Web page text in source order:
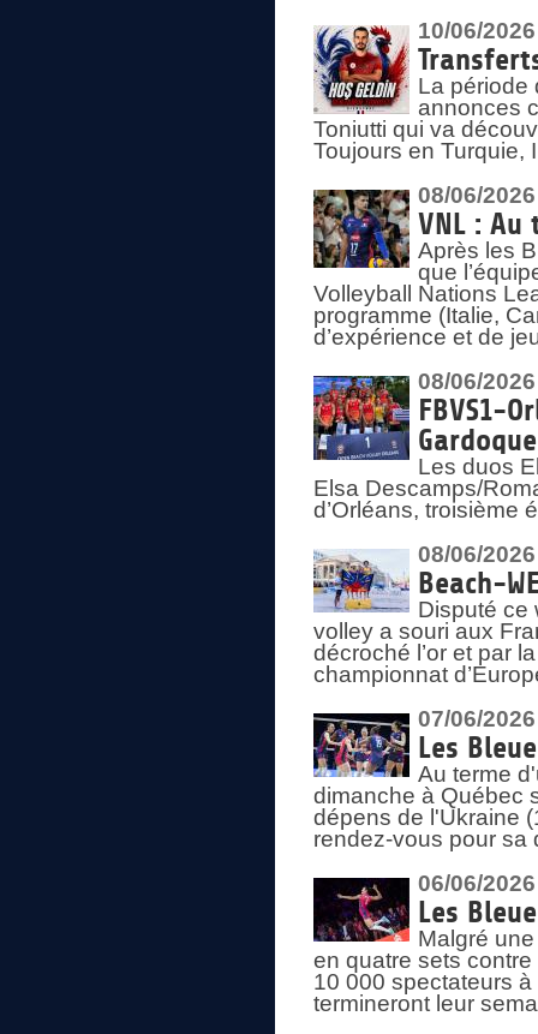
10/06/2026
La période
annonces
Toniutti qui va
Toujours en Turquie,
08/06/2026
VNL : Au
Après les
que
Volleyball Nations
programme (Italie,
d’expérience et de
08/06/2026
FBVS1-
Les duos
Elsa Descamps/
d’Orléans, troisième
08/06/2026
Beach-
Disputé ce
volley a souri aux
décroché l’or et par
championnat
07/06/2026
Les
Au terme
dimanche à Québec
dépens de l'Ukraine
rendez-vous pour sa
06/06/2026
Les
Malgré
en quatre sets
10 000 spectateurs
termineront leur